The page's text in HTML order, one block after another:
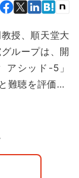
授、順天堂大
ループは、開
アシッド-5」
難聴を評価…